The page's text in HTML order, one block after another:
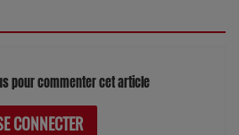
pour commenter cet article
CONNECTER